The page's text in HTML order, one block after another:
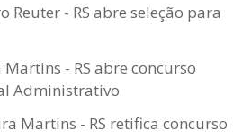
Reuter - RS abre seleção para
- RS abre concurso
Administrativo
Martins - RS retifica concurso